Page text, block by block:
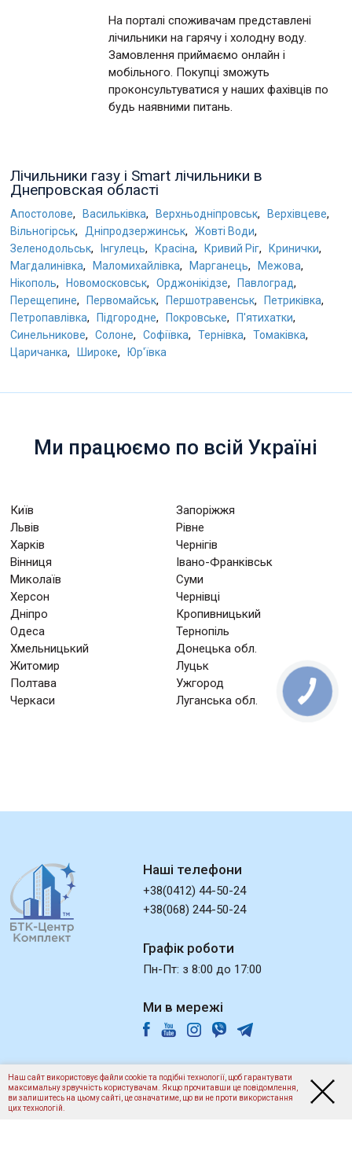
На порталі споживачам представлені
лічильники на гарячу і холодну воду.
Замовлення приймаємо онлайн і
мобільного. Покупці зможуть
проконсультуватися у наших фахівців по
будь наявними питань.
Лічильники газу і Smart лічильники в
Днепровская області
Апостолове, Васильківка, Верхньодніпровськ, Верхівцеве,
Вільногірськ, Дніпродзержинськ, Жовті Води,
Зеленодольськ, Інгулець, Красіна, Кривий Ріг, Кринички,
Магдалинівка, Маломихайлівка, Марганець, Межова,
Нікополь, Новомосковськ, Орджонікідзе, Павлоград,
Перещепине, Первомайськ, Першотравенськ, Петриківка,
Петропавлівка, Підгородне, Покровське, П'ятихатки,
Синельникове, Солоне, Софіївка, Тернівка, Томаківка,
Царичанка, Широке, Юр'ївка
Ми працюємо по всій Україні
Київ
Запоріжжя
Львів
Рівне
Харків
Чернігів
Вінниця
Івано-Франківськ
Миколаїв
Суми
Херсон
Чернівці
Дніпро
Кропивницький
Одеса
Тернопіль
Хмельницький
Донецька обл.
Житомир
Луцьк
Полтава
Ужгород
Черкаси
Луганська обл.
Наші телефони
+38(0412) 44-50-24
+38(068) 244-50-24
Графік роботи
Пн-Пт: з 8:00 до 17:00
Ми в мережі
©2013-2026"БТК-Центр Комплект"- Всі права захищено.
Розробка:
Студія Любарського
Наш сайт використовує файли cookie та подібні технології, щоб гарантувати
максимальну зрвучність користувачам. Якщо прочитавши це повідомлення,
ви залишитесь на цьому сайті, це означатиме, що ви не проти використання
цих технологій.